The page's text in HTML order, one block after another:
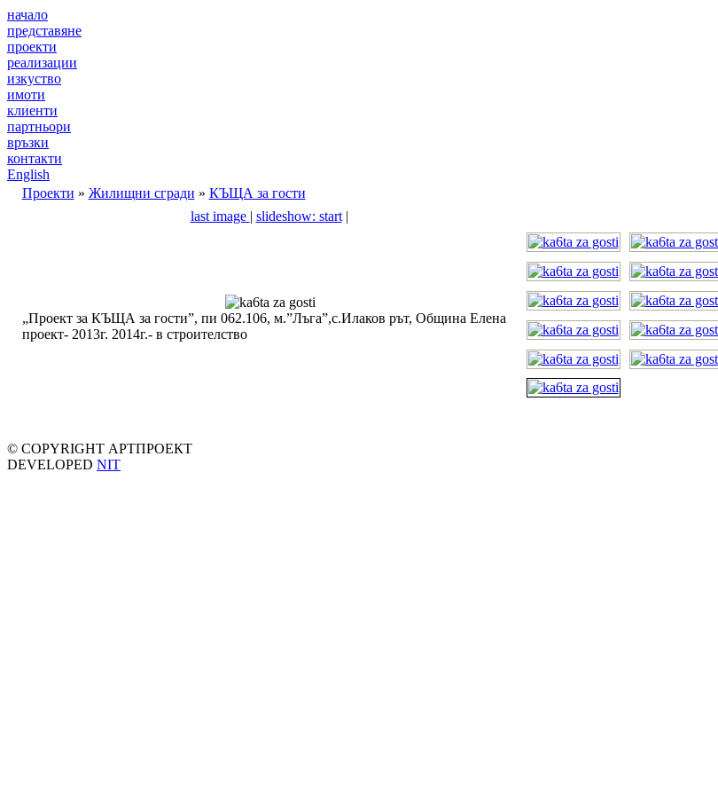
начало
представяне
проекти
реализации
изкуство
имоти
клиенти
партньори
връзки
контакти
English
Проекти » Жилищни сгради » КЪЩА за гости
last image | slideshow: start|
„Проект за КЪЩА за гости”, пи 062.106, м.”Лъга”,с.Илаков рът, Община Елена
проект- 2013г. 2014г.- в строителство
© COPYRIGHT АРТПРОЕКТ
DEVELOPED NIT